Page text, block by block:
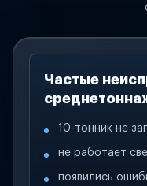
Частые
10-тонник не
не работает
появились